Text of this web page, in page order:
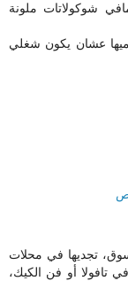
شوكولاتات ملونة
عشان يكون شغلي
تجديها في محلات
تافولا أو فن الكيك،